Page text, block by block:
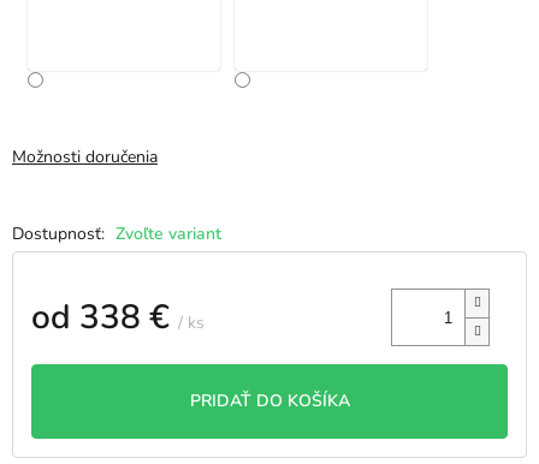
Zvoľte variant
Možnosti doručenia
od 338 € / ks
PRIDAŤ DO KOŠÍKA